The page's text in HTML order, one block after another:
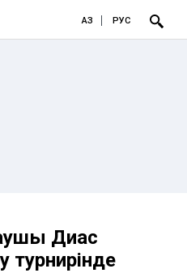
ҚАЗ РУС
Диас
турнирінде